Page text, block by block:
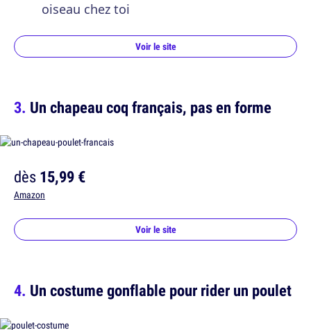
oiseau chez toi
Voir le site
Un chapeau coq français, pas en forme
dès15,99 €
Amazon
Voir le site
Un costume gonflable pour rider un poulet